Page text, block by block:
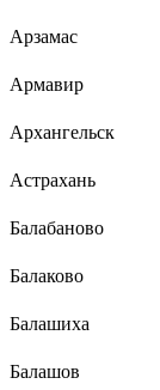
Арзамас
Армавир
Архангельск
Астрахань
Балабаново
Балаково
Балашиха
Балашов